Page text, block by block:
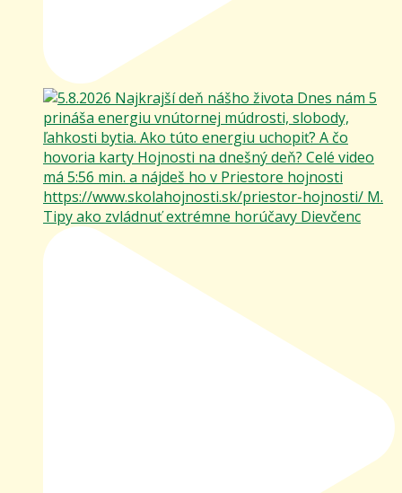
Tipy ako zvládnuť extrémne horúčavy Dievčenc